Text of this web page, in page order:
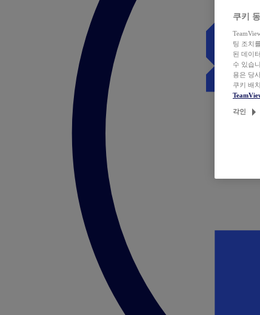
쿠키
팅 조치
된 데이
수 있습
용은 당
쿠키 배
각인